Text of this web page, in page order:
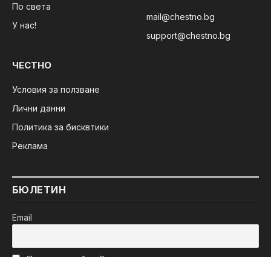
По света
У нас!
mail@chestno.bg
support@chestno.bg
ЧЕСТНО
Условия за ползване
Лични данни
Политика за бисквтики
Реклама
БЮЛЕТИН
Email